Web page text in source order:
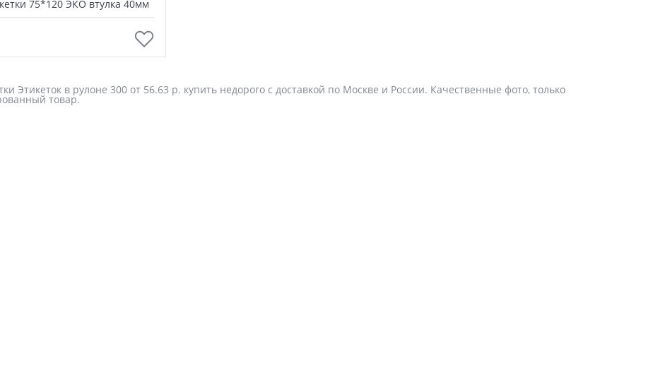
75*120 ЭКО втулка 40мм
Этикеток в рулоне 300 от 56.63 р. купить недорого с доставкой по Москве и России. Качественные фото, только
товар.